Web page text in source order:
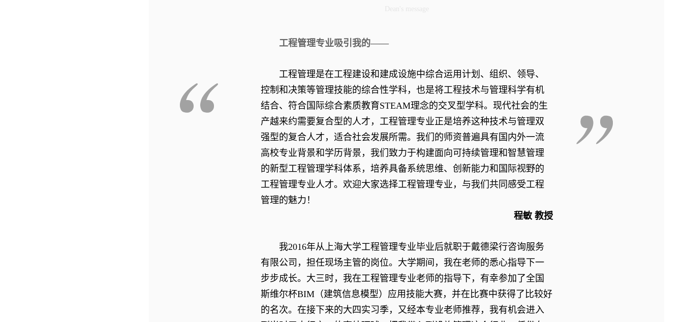
工程管理专业吸引我的——
工程管理是在工程建设和建成设施中综合运用计划、组织、领导、
控制和决策等管理技能的综合性学科，也是将工程技术与管理科学有机
结合、符合国际综合素质教育STEAM理念的交叉型学科。现代社会的生
产越来约需要复合型的人才，工程管理专业正是培养这种技术与管理双
强型的复合人才，适合社会发展所需。我们的师资普遍具有国内外一流
高校专业背景和学历背景，我们致力于构建面向可持续管理和智慧管理
的新型工程管理学科体系，培养具备系统思维、创新能力和国际视野的
工程管理专业人才。欢迎大家选择工程管理专业，与我们共同感受工程
管理的魅力！
程敏 教授
我2016年从上海大学工程管理专业毕业后就职于戴德梁行咨询服务
有限公司，担任现场主管的岗位。大学期间，我在老师的悉心指导下一
步步成长。大三时，我在工程管理专业老师的指导下，有幸参加了全国
斯维尔杯BIM（建筑信息模型）应用技能大赛，并在比赛中获得了比较好
的名次。在接下来的大四实习季，又经本专业老师推荐，我有机会进入